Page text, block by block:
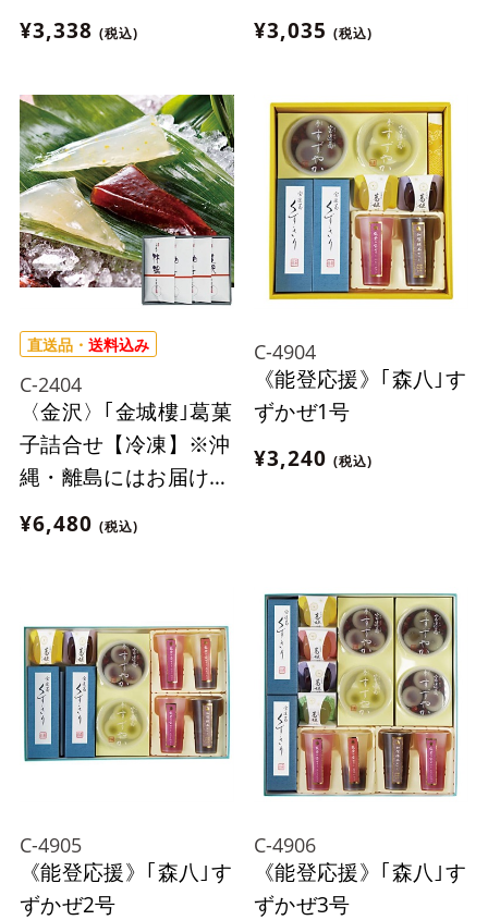
ット
¥3,338 (税込)
¥3,035 (税込)
直送品・ 送料込み
C-2404
〈金沢〉｢金城樓｣葛菓
子詰合せ【冷凍】※沖
縄・離島にはお届け出
来ません。
¥6,480 (税込)
C-4904
《能登応援》｢森八｣す
ずかぜ1号
¥3,240 (税込)
C-4905
《能登応援》｢森八｣す
ずかぜ2号
C-4906
《能登応援》｢森八｣す
ずかぜ3号